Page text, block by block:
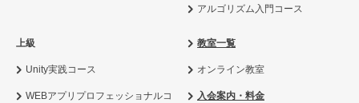
アルゴリズム入門コース
上級
Unity実践コース
WEBアプリプロフェッショナルコ
教室一覧
オンライン教室
入会案内・料金